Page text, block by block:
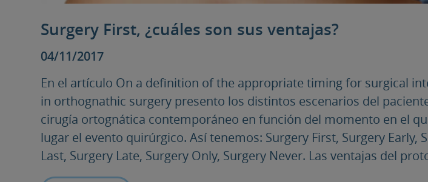
Surgery First, ¿cuáles son sus ventajas?
04/11/2017
En el artículo On a definition of the appropriate timing for surgical
in orthognathic surgery presento los distintos escenarios del
cirugía ortognática contemporáneo en función del momento en el
lugar el evento quirúrgico. Así tenemos: Surgery First, Surgery Early,
Last, Surgery Late, Surgery Only, Surgery Never. Las ventajas del